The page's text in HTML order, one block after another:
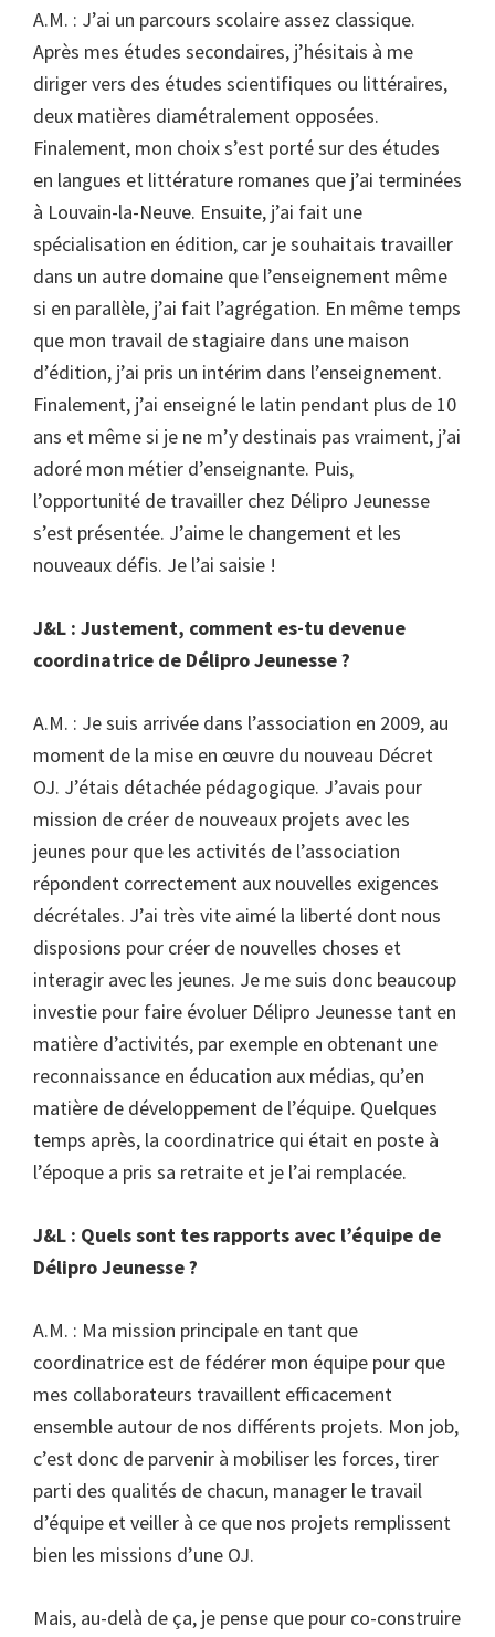
A.M. : J’ai un parcours scolaire assez classique.
Après mes études secondaires, j’hésitais à me
diriger vers des études scientifiques ou littéraires,
deux matières diamétralement opposées.
Finalement, mon choix s’est porté sur des études
en langues et littérature romanes que j’ai terminées
à Louvain-la-Neuve. Ensuite, j’ai fait une
spécialisation en édition, car je souhaitais travailler
dans un autre domaine que l’enseignement même
si en parallèle, j’ai fait l’agrégation. En même temps
que mon travail de stagiaire dans une maison
d’édition, j’ai pris un intérim dans l’enseignement.
Finalement, j’ai enseigné le latin pendant plus de 10
ans et même si je ne m’y destinais pas vraiment, j’ai
adoré mon métier d’enseignante. Puis,
l’opportunité de travailler chez Délipro Jeunesse
s’est présentée. J’aime le changement et les
nouveaux défis. Je l’ai saisie !
J&L : Justement, comment es-tu devenue
coordinatrice de Délipro Jeunesse ?
A.M. : Je suis arrivée dans l’association en 2009, au
moment de la mise en œuvre du nouveau Décret
OJ. J’étais détachée pédagogique. J’avais pour
mission de créer de nouveaux projets avec les
jeunes pour que les activités de l’association
répondent correctement aux nouvelles exigences
décrétales. J’ai très vite aimé la liberté dont nous
disposions pour créer de nouvelles choses et
interagir avec les jeunes. Je me suis donc beaucoup
investie pour faire évoluer Délipro Jeunesse tant en
matière d’activités, par exemple en obtenant une
reconnaissance en éducation aux médias, qu’en
matière de développement de l’équipe. Quelques
temps après, la coordinatrice qui était en poste à
l’époque a pris sa retraite et je l’ai remplacée.
J&L : Quels sont tes rapports avec l’équipe de
Délipro Jeunesse ?
A.M. : Ma mission principale en tant que
coordinatrice est de fédérer mon équipe pour que
mes collaborateurs travaillent efficacement
ensemble autour de nos différents projets. Mon job,
c’est donc de parvenir à mobiliser les forces, tirer
parti des qualités de chacun, manager le travail
d’équipe et veiller à ce que nos projets remplissent
bien les missions d’une OJ.
Mais, au-delà de ça, je pense que pour co-construire